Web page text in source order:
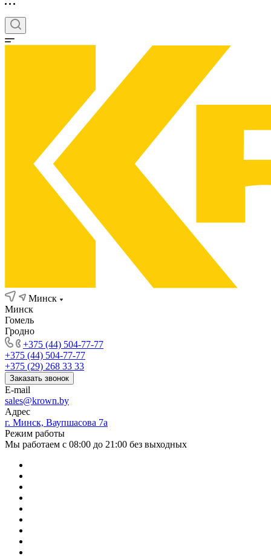
Минск
Минск
Гомель
Гродно
+375 (44) 504-77-77
+375 (44) 504-77-77
+375 (29) 268 33 33
Заказать звонок
E-mail
sales@krown.by
Адрес
г. Минск, Ваупшасова 7а
Режим работы
Мы работаем с 08:00 до 21:00 без выходных